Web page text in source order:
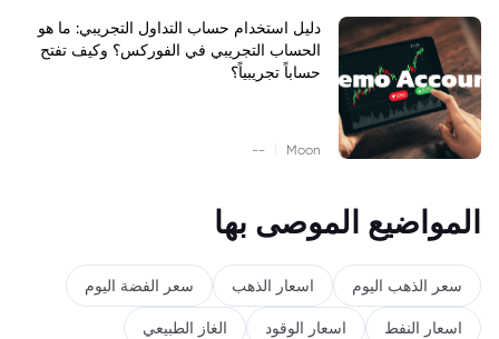
دليل استخدام حساب التداول التجريبي: ما هو
الحساب التجريبي في الفوركس؟ وكيف تفتح
حساباً تجريبياً؟
Moon
--
المواضيع الموصى بها
سعر الذهب اليوم اسعار الذهب سعر الفضة اليوم
اسعار النفط اسعار الوقود الغاز الطبيعي